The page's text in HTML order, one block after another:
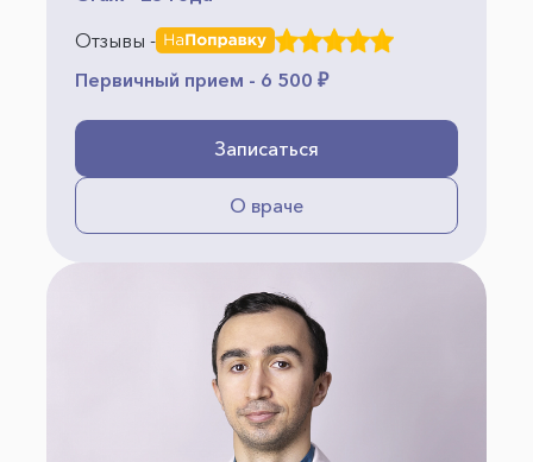
Отзывы -
Первичный прием - 6 500 ₽
Записаться
О враче